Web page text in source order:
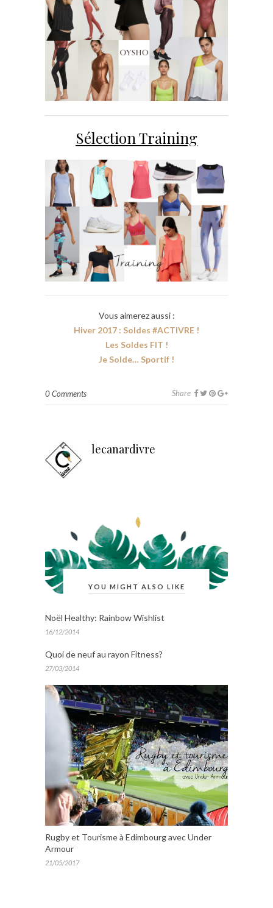
Sélection Training
Vous aimerez aussi :
Hiver 2017 : Soldes #ACTIVRE !
Les Soldes FIT !
Je Solde… Sportif !
0 Comments Share
lecanardivre
YOU MIGHT ALSO LIKE
Noël Healthy: Rainbow Wishlist
16/12/2014
Quoi de neuf au rayon Fitness?
27/03/2014
Rugby et Tourisme à Edimbourg avec Under
Armour
21/05/2017